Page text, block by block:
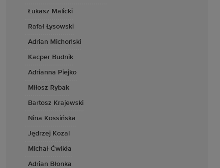
Łukasz Malicki
Rafał Łysowski
Adrian Michoński
Kacper Budnik
Adrianna Piejko
Miłosz Rybak
Bartosz Krajewski
Nina Kossińska
Jędrzej Kozal
Michał Ćwikła
Adrian Błonka